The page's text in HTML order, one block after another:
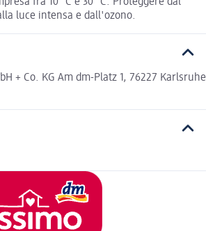
luce intensa e dall'ozono.
+ Co. KG Am dm-Platz 1, 76227 Karlsruhe